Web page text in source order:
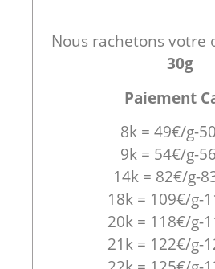
Nous rachetons votre
30g
Paiement
8k = 49€/g-
9k = 54€/g-
14k = 82€/g-
18k = 109€/g-
20k = 118€/g-
21k = 122€/g-